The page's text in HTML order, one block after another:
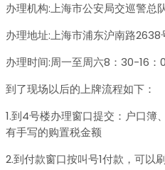
办理机构:上海市公安局交巡警总
办理地址:上海市浦东沪南路2638
办理时间:周一至周六8：30-16：
到了现场以后的上牌流程如下：
1.到4号楼办理窗口提交：户口簿
有手写的购置税金额
2.到付款窗口按叫号1付款，可以